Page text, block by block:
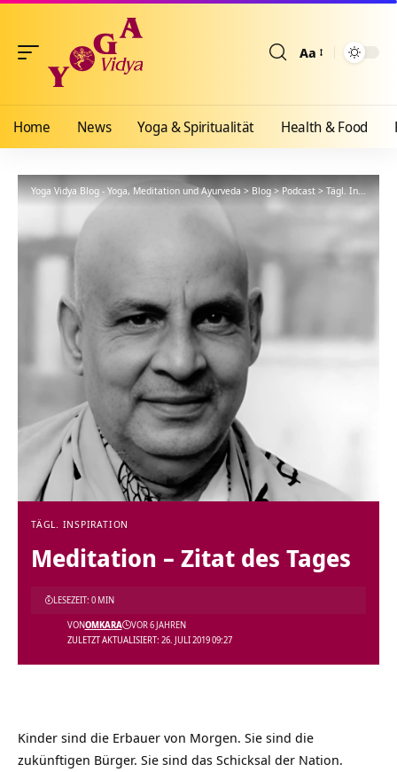
Aa
Home News Yoga & Spiritualität Health & Food
Yoga Vidya Blog - Yoga, Meditation und Ayurveda>Blog>Podcast>Tägl. Inspiration
TÄGL. INSPIRATION
Meditation – Zitat des Tages
ZULETZT AKTUALISIERT: 26. JULI 2019 09:27
VONOMKARA VOR 6 JAHREN
LESEZEIT: 0 MIN
Kinder sind die Erbauer von Morgen. Sie sind die
zukünftigen Bürger. Sie sind das Schicksal der Nation.